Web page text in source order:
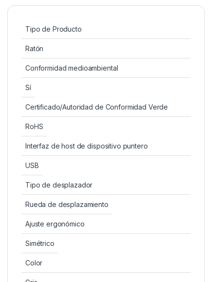
Tipo de Producto
Ratón
Conformidad medioambiental
Sí
Certificado/Autoridad de Conformidad Verde
RoHS
Interfaz de host de dispositivo puntero
USB
Tipo de desplazador
Rueda de desplazamiento
Ajuste ergonómico
Simétrico
Color